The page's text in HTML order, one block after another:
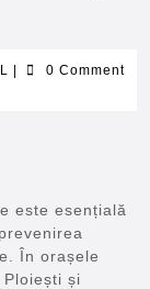
SC
|
0 Comment
este esențială
În orașele
Ploiești și